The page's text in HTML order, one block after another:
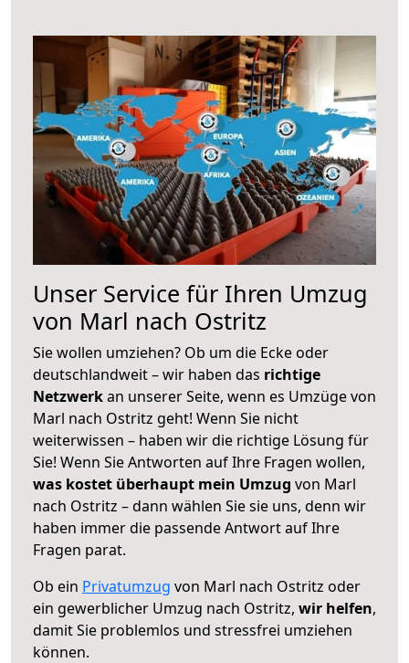
Unser Service für Ihren Umzug
von Marl nach Ostritz
Sie wollen umziehen? Ob um die Ecke oder
deutschlandweit – wir haben das richtige
Netzwerkan unserer Seite, wenn es Umzüge von
Marl nach Ostritz geht! Wenn Sie nicht
weiterwissen – haben wir die richtige Lösung für
Sie! Wenn Sie Antworten auf Ihre Fragen wollen,
was kostet überhaupt mein Umzug von Marl
nach Ostritz – dann wählen Sie sie uns, denn wir
haben immer die passende Antwort auf Ihre
Fragen parat.
Ob ein Privatumzug von Marl nach Ostritz oder
ein gewerblicher Umzug nach Ostritz, wir helfen,
damit Sie problemlos und stressfrei umziehen
können.